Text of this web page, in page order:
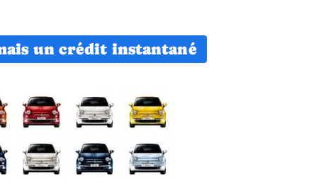
un crédit instantané